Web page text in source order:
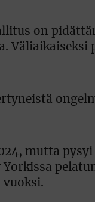
on
Väliaikaiseksi
mutta
Yorkissa